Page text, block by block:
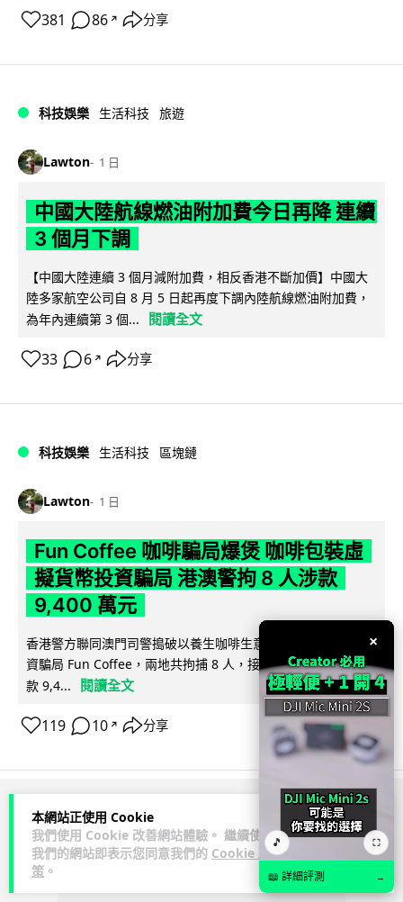
本網站正使用 Cookie
我們使用 Cookie 改善網站體驗。 繼續使用
我們的網站即表示您同意我們的 Cookie 政
策 。
381 86 ↗ 分享
科技娛樂 生活科技 旅遊
Lawton 1 日
中國大陸航線燃油附加費今日再降 連續
3 個月下調
【中國大陸連續 3 個月減附加費，相反香港不斷加價】中國大
陸多家航空公司自 8 月 5 日起再度下調內陸航線燃油附加費，
為年內連續第 3 個...
閱讀全文
33 6 ↗ 分享
科技娛樂 生活科技 區塊鏈
Lawton 1 日
Fun Coffee 咖啡騙局爆煲 咖啡包裝虛
擬貨幣投資騙局 港澳警拘 8 人涉款
9,400 萬元
香港警方聯同澳門司警搗破以養生咖啡生意包裝的虛擬貨幣投
資騙局 Fun Coffee，兩地共拘捕 8 人，接獲逾 200 宗舉報，涉
款 9,4...
閱讀全文
119 10 ↗ 分享
ADVERTISEMENT
×
🎵 ⛶
📖 詳細評測 →